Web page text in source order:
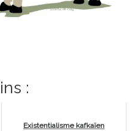
:
Existentialisme kafkaïen